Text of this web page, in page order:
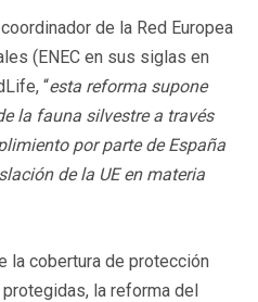
de la Red Europea
(ENEC en sus siglas en
“esta reforma supone
la fauna silvestre a través
por parte de España
de la UE en materia
la cobertura de protección
la reforma del